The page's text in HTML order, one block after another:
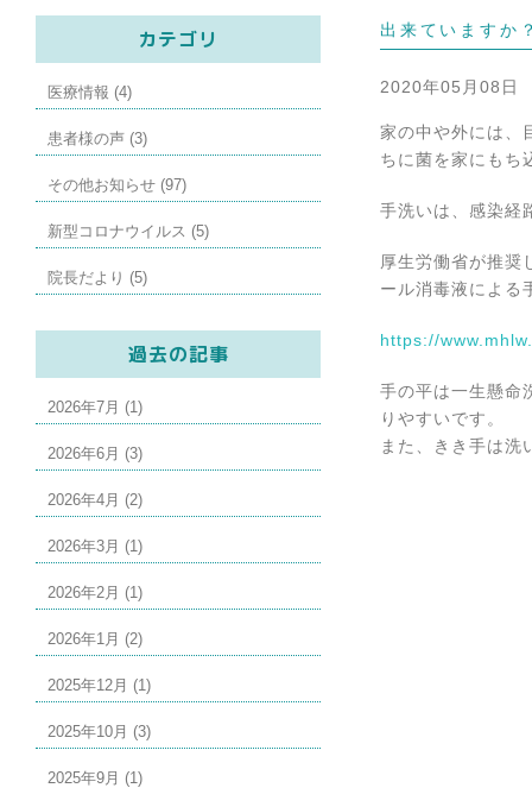
カテゴリ
医療情報 (4)
患者様の声 (3)
その他お知らせ (97)
新型コロナウイルス (5)
院長だより (5)
過去の記事
2026年7月 (1)
2026年6月 (3)
2026年4月 (2)
2026年3月 (1)
2026年2月 (1)
2026年1月 (2)
2025年12月 (1)
2025年10月 (3)
2025年9月 (1)
出来ていますか
2020年05月08日
家の中や外には、
ちに菌を家にもち
手洗いは、感染経
厚生労働省が推奨
ール消毒液による
https://
手の平は一生懸命
りやすいです。
また、きき手は洗